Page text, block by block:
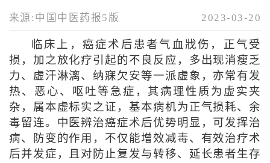
来源:中国中医药报5版 2023-03-20
临床上，癌症术后患者气血戕伤，正气受
损，加之放化疗引起的不良反应，多出现消瘦乏
力、虚汗淋漓、纳寐欠安等一派虚象，亦常有发
热、恶心、呕吐等急症，其病理性质为虚实夹
杂，属本虚标实之证，基本病机为正气损耗、余
毒留连。中医辨治癌症术后优势明显，可发挥治
病、防变的作用，不仅能增效减毒、有效治疗术
后并发症，且对防止复发与转移、延长患者生存